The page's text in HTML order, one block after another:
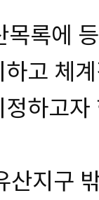
록에
고 체
하고
산지구